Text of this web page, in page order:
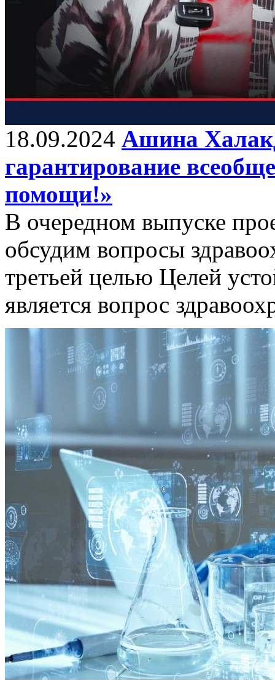
18.09.2024 Ашина
гарантирование
помощи!»
В очередном выпуске
обсудим вопросы
третьей целью Целей
является вопрос